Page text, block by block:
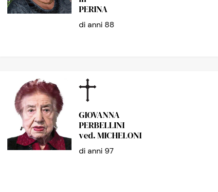
PERINA
di anni 88
GIOVANNA
PERBELLINI
ved. MICHELONI
di anni 97